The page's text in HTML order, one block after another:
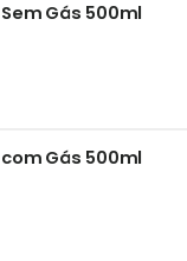
Gás 500ml
Gás 500ml